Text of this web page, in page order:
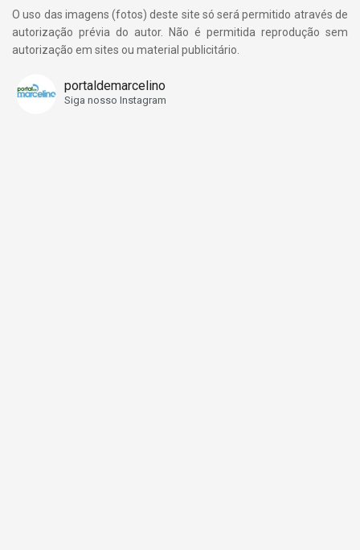
O uso das imagens (fotos) deste site só será permitido através de
autorização prévia do autor. Não é permitida reprodução sem
autorização em sites ou material publicitário.
portaldemarcelino
Siga nosso Instagram